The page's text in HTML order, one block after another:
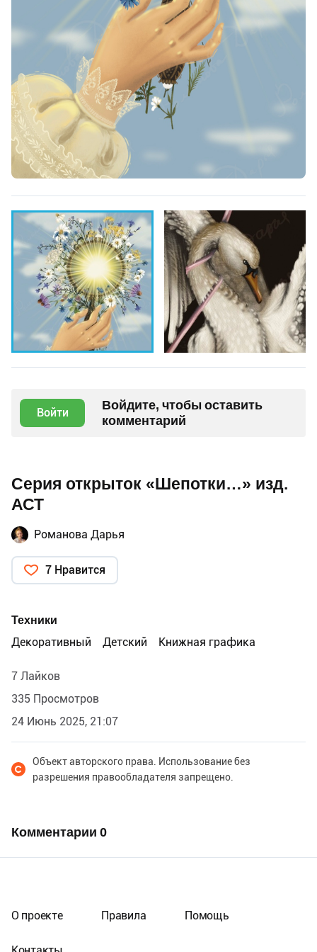
Войти
Войдите, чтобы оставить
комментарий
Серия открыток «Шепотки…» изд.
АСТ
Романова Дарья
7 Нравится
Техники
Декоративный
Детский Книжная графика
7 Лайков
335 Просмотров
24 Июнь 2025, 21:07
Объект авторского права. Использование без
разрешения правообладателя запрещено.
Комментарии 0
О проекте Правила Помощь